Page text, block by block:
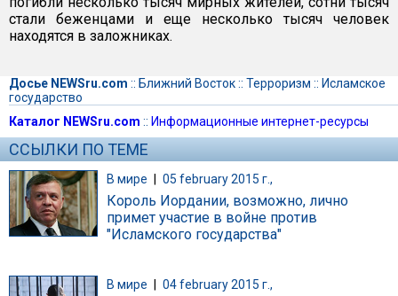
стали беженцами и еще несколько тысяч человек
находятся в заложниках.
Досье NEWSru.com :: Ближний Восток:: Терроризм :: Исламское
государство
Каталог NEWSru.com :: Информационные интернет-ресурсы
ССЫЛКИ ПО ТЕМЕ
В мире | 05 february 2015 г.,
Король Иордании, возможно, лично
примет участие в войне против
"Исламского государства"
В мире 04 february 2015 г.,